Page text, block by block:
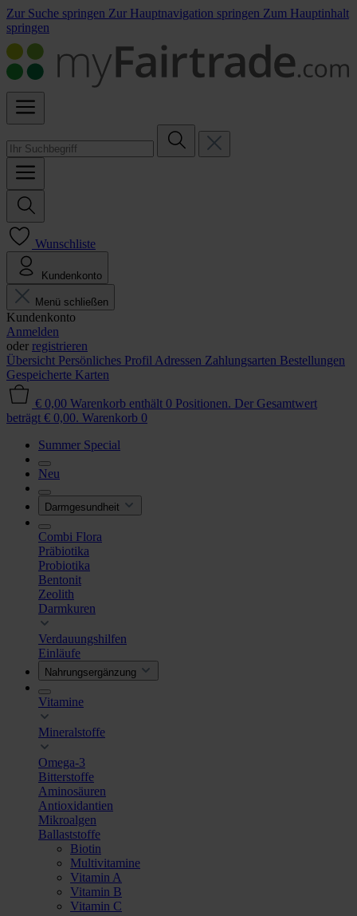
Zur Suche springen Zur Hauptnavigation springen Zum Hauptinhalt
springen
Wunschliste
Kundenkonto
Menü schließen
Kundenkonto
Anmelden
oder registrieren
Übersicht Persönliches Profil Adressen Zahlungsarten Bestellungen
Gespeicherte Karten
€ 0,00 Warenkorb enthält 0 Positionen. Der Gesamtwert
beträgt € 0,00. Warenkorb 0
Summer Special
Neu
Darmgesundheit
Combi Flora
Präbiotika
Probiotika
Bentonit
Zeolith
Darmkuren
Verdauungshilfen
Einläufe
Nahrungsergänzung
Vitamine
Mineralstoffe
Omega-3
Bitterstoffe
Aminosäuren
Antioxidantien
Mikroalgen
Ballaststoffe
Biotin
Multivitamine
Vitamin A
Vitamin B
Vitamin C